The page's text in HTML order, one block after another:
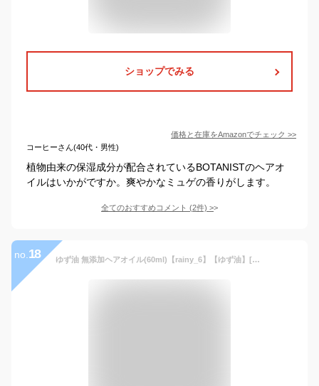
ショップでみる
価格と在庫をAmazonでチェック >>
コーヒーさん(40代・男性)
植物由来の保湿成分が配合されているBOTANISTのヘアオ
イルはいかがですか。爽やかなミュゲの香りがします。
全てのおすすめコメント (2件) >
no. 18 ゆず油 無添加ヘアオイル(60ml)【rainy_6】【ゆず油】[ゆず 柚子 ヘアオイル ヘアケア スタイリング]